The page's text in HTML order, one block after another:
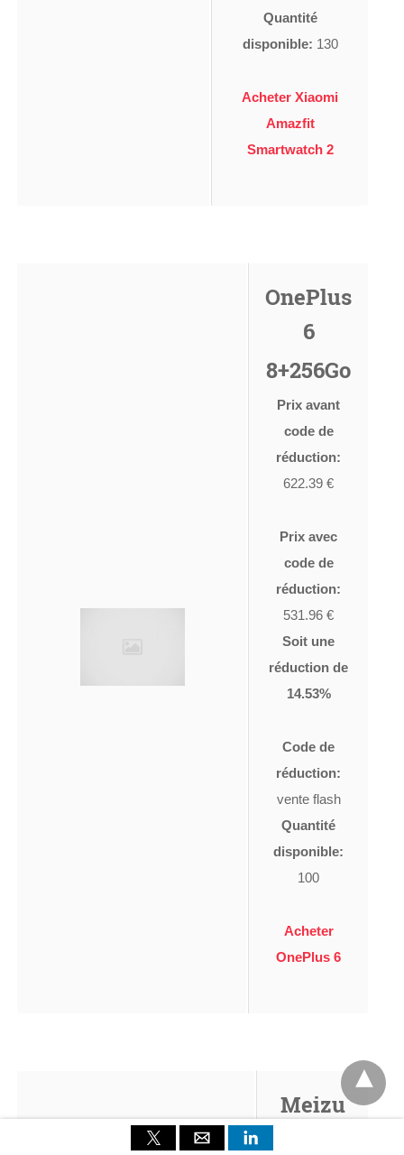
Quantité
disponible: 130
Acheter Xiaomi
Amazfit
Smartwatch 2
OnePlus
6
8+256Go
Prix avant
code de
réduction:
622.39 €
Prix avec
code de
réduction:
531.96 €
Soit une
réduction de
14.53%
Code de
réduction:
vente flash
Quantité
disponible:
100
Acheter
OnePlus 6
Meizu